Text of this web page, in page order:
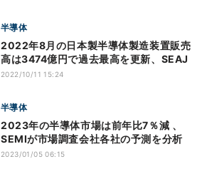
半導体
2022年8月の日本製半導体製造装置販売
高は3474億円で過去最高を更新、SEAJ
2022/10/11 15:24
半導体
2023年の半導体市場は前年比7％減 、
SEMIが市場調査会社各社の予測を分析
2023/01/05 06:15